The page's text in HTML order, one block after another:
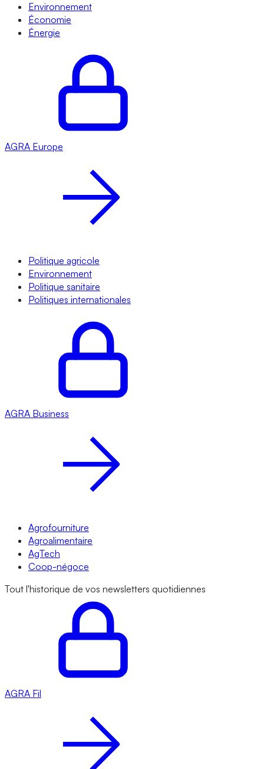
Environnement
Économie
Énergie
AGRA Europe
Politique agricole
Environnement
Politique sanitaire
Politiques internationales
AGRA Business
Agrofourniture
Agroalimentaire
AgTech
Coop-négoce
Tout l'historique de vos newsletters quotidiennes
AGRA Fil